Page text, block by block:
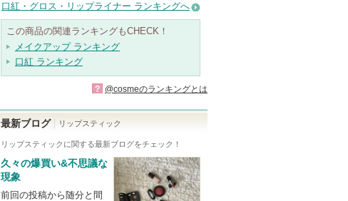
口紅・グロス・リップライナー ランキングへ
この商品の関連ランキングもCHECK！
メイクアップ ランキング
口紅 ランキング
? @cosmeのランキングとは
最新ブログ リップスティック
リップスティック に関する最新ブログをチェック！
久々の爆買い&不思議な
現象
前回の投稿から随分と間